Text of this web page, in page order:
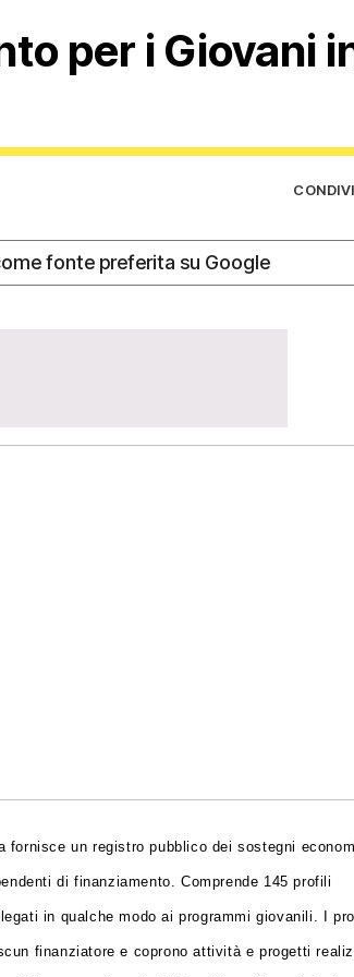
per i Giovani
fonte preferita su Google
fornisce un registro pubblico dei sostegni
di finanziamento. Comprende 145 profili
in qualche modo ai programmi giovanili. I
finanziatore e coprono attività e progetti